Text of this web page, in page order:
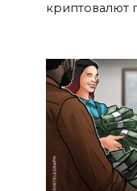
криптовалют